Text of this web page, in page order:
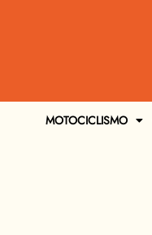
MOTOCICLISMO